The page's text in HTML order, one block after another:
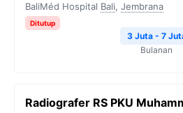
BaliMéd Hospital Bali, Jembrana
Ditutup
3 Juta - 7
Bulanan
Radiografer RS PKU